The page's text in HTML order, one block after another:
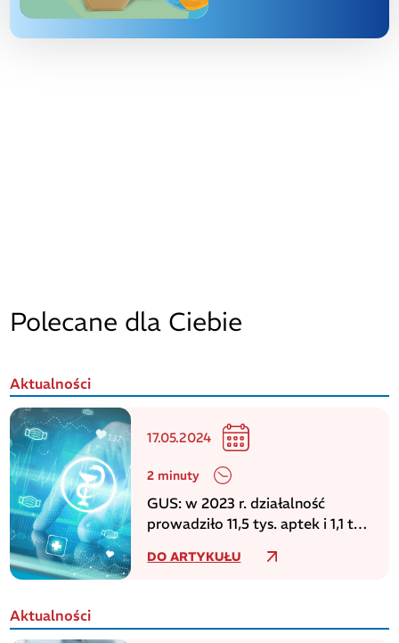
Polecane dla Ciebie
Aktualności
17.05.2024
2 minuty
GUS: w 2023 r. działalność
prowadziło 11,5 tys. aptek i 1,1 tys.
DO ARTYKUŁU
Aktualności